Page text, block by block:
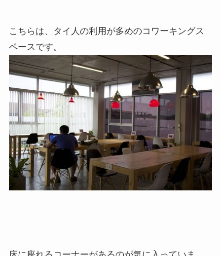
こちらは、タイ人の利用が多めのコワーキングス
ペースです。